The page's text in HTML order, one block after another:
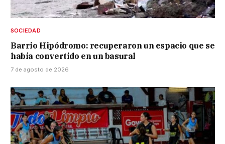
SOCIEDAD
Barrio Hipódromo: recuperaron un espacio que se
había convertido en un basural
7 de agosto de 2026